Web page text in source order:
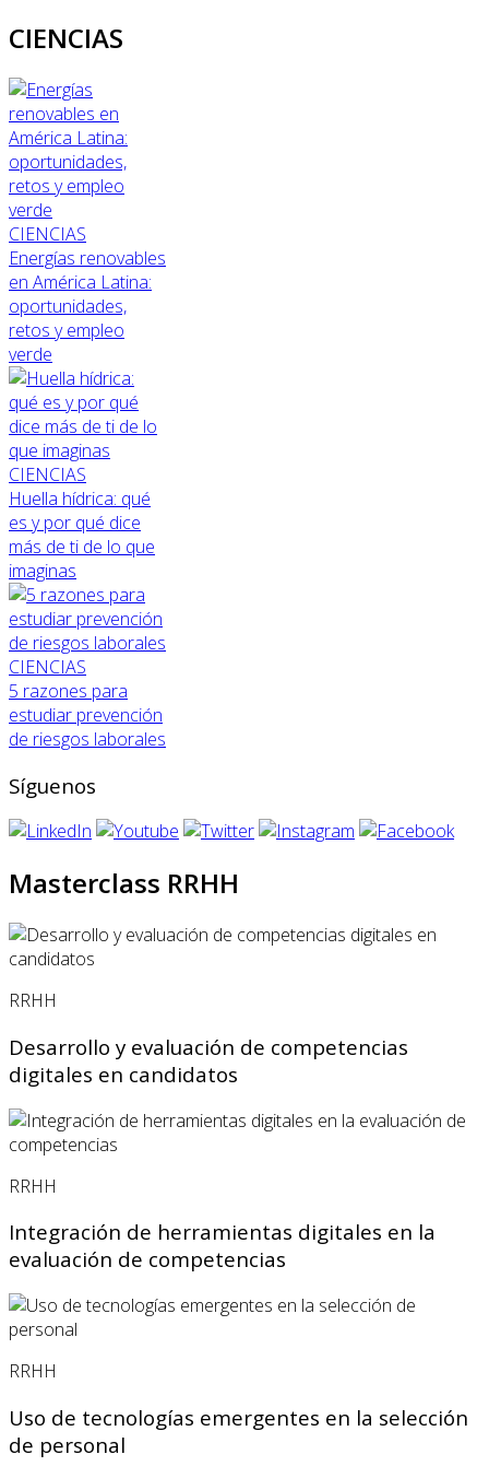
CIENCIAS
CIENCIAS
Energías renovables
en América Latina:
oportunidades,
retos y empleo
verde
CIENCIAS
Huella hídrica: qué
es y por qué dice
más de ti de lo que
imaginas
CIENCIAS
5 razones para
estudiar prevención
de riesgos laborales
Síguenos
Masterclass RRHH
RRHH
Desarrollo y evaluación de competencias
digitales en candidatos
RRHH
Integración de herramientas digitales en la
evaluación de competencias
RRHH
Uso de tecnologías emergentes en la selección
de personal